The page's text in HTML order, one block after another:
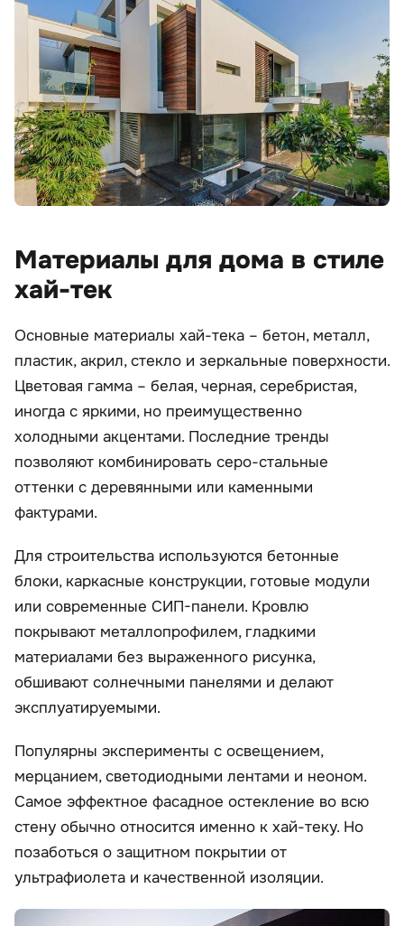
Материалы для дома в стиле
хай-тек
Основные материалы хай-тека – бетон, металл,
пластик, акрил, стекло и зеркальные поверхности.
Цветовая гамма – белая, черная, серебристая,
иногда с яркими, но преимущественно
холодными акцентами. Последние тренды
позволяют комбинировать серо-стальные
оттенки с деревянными или каменными
фактурами.
Для строительства используются бетонные
блоки, каркасные конструкции, готовые модули
или современные СИП-панели. Кровлю
покрывают металлопрофилем, гладкими
материалами без выраженного рисунка,
обшивают солнечными панелями и делают
эксплуатируемыми.
Популярны эксперименты с освещением,
мерцанием, светодиодными лентами и неоном.
Самое эффектное фасадное остекление во всю
стену обычно относится именно к хай-теку. Но
позаботься о защитном покрытии от
ультрафиолета и качественной изоляции.